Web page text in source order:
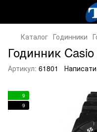
Каталог Годинники
Годинник
Артикул: 61801 Написати
9
9